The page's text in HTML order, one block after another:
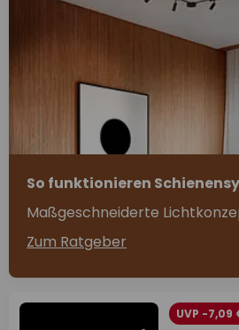
So funktionieren
Maßgeschneiderte
Zum Ratgeber
UVP -7,09